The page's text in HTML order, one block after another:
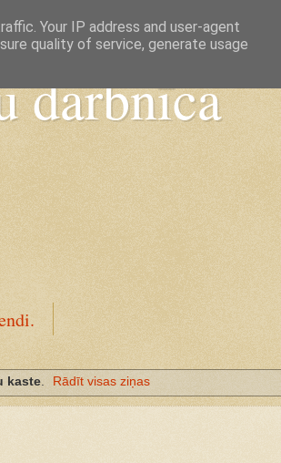
darbnīca
kaste. Rādīt visas ziņas
Your IP address and user-agent
quality of service, generate usage